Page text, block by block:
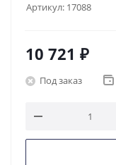
Артикул: 17088
10 721 ₽
Под заказ